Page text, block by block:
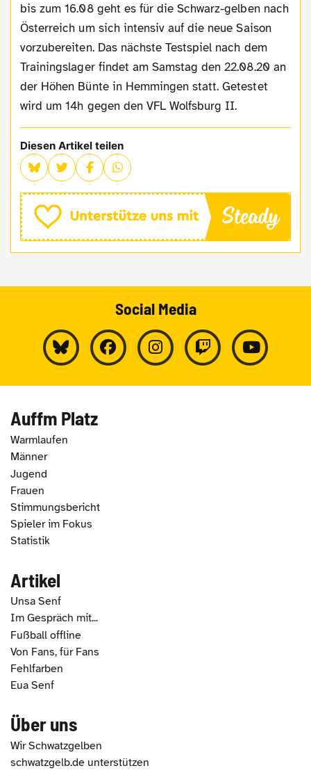
bis zum 16.08 geht es für die Schwarz-gelben nach
Österreich um sich intensiv auf die neue Saison
vorzubereiten. Das nächste Testspiel nach dem
Trainingslager findet am Samstag den 22.08.20 an
der Höhen Bünte in Hemmingen statt. Getestet
wird um 14h gegen den VFL Wolfsburg II.
Diesen Artikel teilen
Social Media
Auffm Platz
Warmlaufen
Männer
Jugend
Frauen
Stimmungsbericht
Spieler im Fokus
Statistik
Artikel
Unsa Senf
Im Gespräch mit...
Fußball offline
Von Fans, für Fans
Fehlfarben
Eua Senf
Über uns
Wir Schwatzgelben
schwatzgelb.de unterstützen